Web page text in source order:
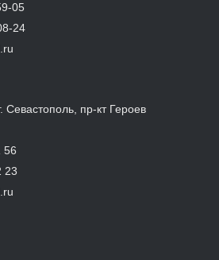
05
24
пр-кт Героев
56
23